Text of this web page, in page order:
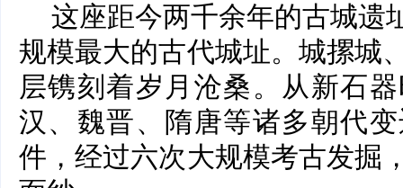
这座距今两千余年的古城遗
规模最大的古代城址。城摞城
层镌刻着岁月沧桑。从新石
汉、魏晋、隋唐等诸多朝代
件，经过六次大规模考古发掘